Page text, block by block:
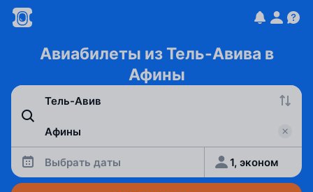
Авиабилеты из Тель-Авива в
Афины
Выбрать даты 1, эконом